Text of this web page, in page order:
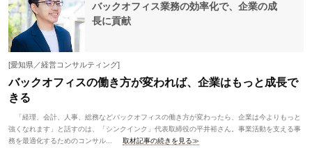
バックオフィス業務の効率化で、企業の成
長に貢献
[愛知県／経営コンサルティング]
バックオフィスの働き方が変われば、企業はもっと成長で
きる
「経理、会計、人事、総務などバックオフィスの働き方が変わったら、企業は今よりもっと
強くなれます」と話すのは、「シンクインク」代表取締役の平井裕さん。事業活動を支える事
務を最適化するためのコンサル...
取材記事の続きを見る≫